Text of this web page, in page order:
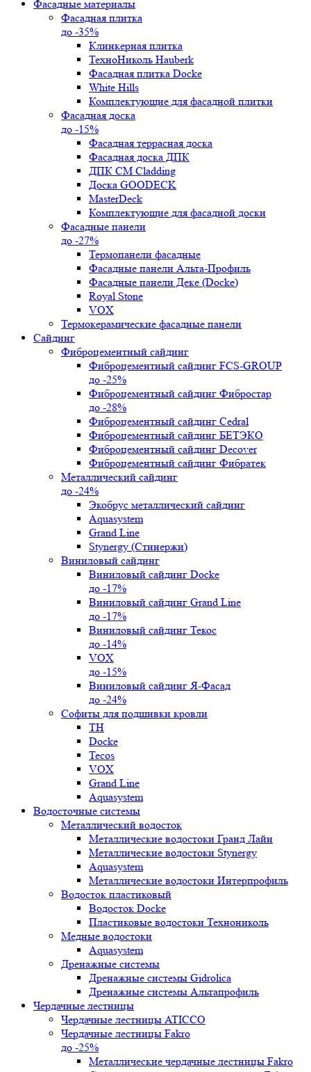
Фасадные материалы
Фасадная плитка
до -35%
Клинкерная плитка
ТехноНиколь Hauberk
Фасадная плитка Docke
White Hills
Комплектующие для фасадной плитки
Фасадная доска
до -15%
Фасадная террасная доска
Фасадная доска ДПК
ДПК CM Cladding
Доска GOODECK
MasterDeck
Комплектующие для фасадной доски
Фасадные панели
до -27%
Термопанели фасадные
Фасадные панели Альта-Профиль
Фасадные панели Деке (Docke)
Royal Stone
VOX
Термокерамические фасадные панели
Сайдинг
Фиброцементный сайдинг
Фиброцементный сайдинг FCS-GROUP
до -25%
Фиброцементный сайдинг Фибростар
до -28%
Фиброцементный сайдинг Cedral
Фиброцементный сайдинг БЕТЭКО
Фиброцементный сайдинг Decover
Фиброцементный сайдинг Фибратек
Металлический сайдинг
до -24%
Экобрус металлический сайдинг
Aquasystem
Grand Line
Stynergy (Стинержи)
Виниловый сайдинг
Виниловый сайдинг Docke
до -17%
Виниловый сайдинг Grand Line
до -17%
Виниловый сайдинг Текос
до -14%
VOX
до -15%
Виниловый сайдинг Я-Фасад
до -24%
Софиты для подшивки кровли
ТН
Docke
Tecos
VOX
Grand Line
Aquasystem
Водосточные системы
Металлический водосток
Металлические водостоки Гранд Лайн
Металлические водостоки Stynergy
Aquasystem
Металлические водостоки Интерпрофиль
Водосток пластиковый
Водосток Docke
Пластиковые водостоки Технониколь
Медные водостоки
Aquasystem
Дренажные системы
Дренажные системы Gidrolica
Дренажные системы Альтапрофиль
Чердачные лестницы
Чердачные лестницы ATICCO
Чердачные лестницы Fakro
до -25%
Металлические чердачные лестницы Fakro